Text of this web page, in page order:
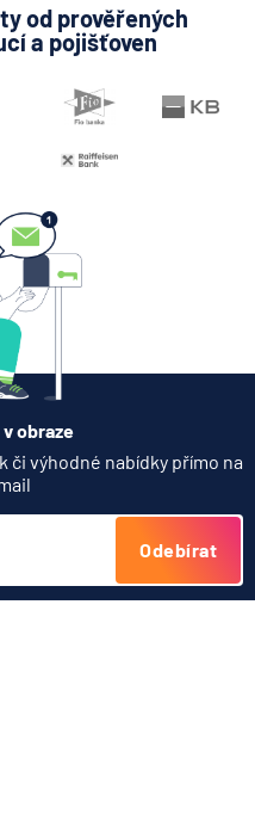
od prověřených
a pojišťoven
obraze
či výhodné nabídky přímo na
Odebírat